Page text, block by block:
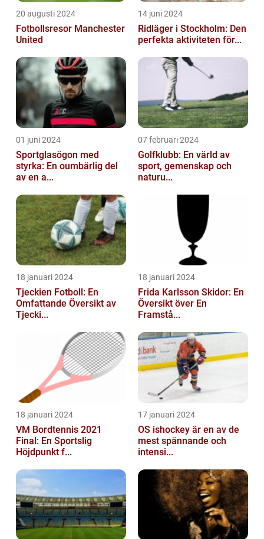
20 augusti 2024
Fotbollsresor Manchester
United
14 juni 2024
Ridläger i Stockholm: Den
perfekta aktiviteten för...
01 juni 2024
Sportglasögon med
styrka: En oumbärlig del
av en a...
07 februari 2024
Golfklubb: En värld av
sport, gemenskap och
naturu...
18 januari 2024
Tjeckien Fotboll: En
Omfattande Översikt av
Tjecki...
18 januari 2024
Frida Karlsson Skidor: En
Översikt över En
Framstå...
18 januari 2024
VM Bordtennis 2021
Final: En Sportslig
Höjdpunkt f...
17 januari 2024
OS ishockey är en av de
mest spännande och
intensi...